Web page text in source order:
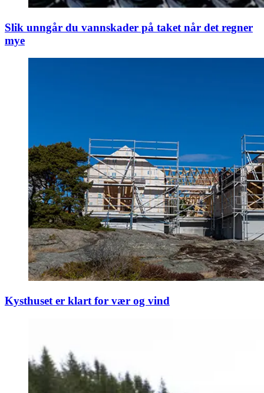
Slik unngår du vannskader på taket når det regner
mye
Kysthuset er klart for vær og vind